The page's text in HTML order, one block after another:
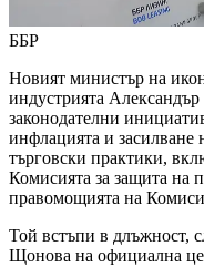
ББР
Новият министър на
индустрията
законодателни
инфлацията и засилване
търговски практики,
Комисията за защита на
правомощията на
Той встъпи в длъжност,
Щонова на официална